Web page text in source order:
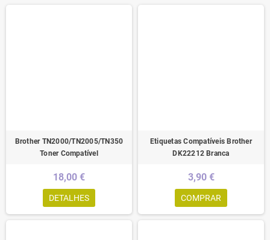
Brother TN2000/TN2005/TN350
Toner Compatível
18,00 €
DETALHES
Etiquetas Compatíveis Brother
DK22212 Branca
3,90 €
COMPRAR